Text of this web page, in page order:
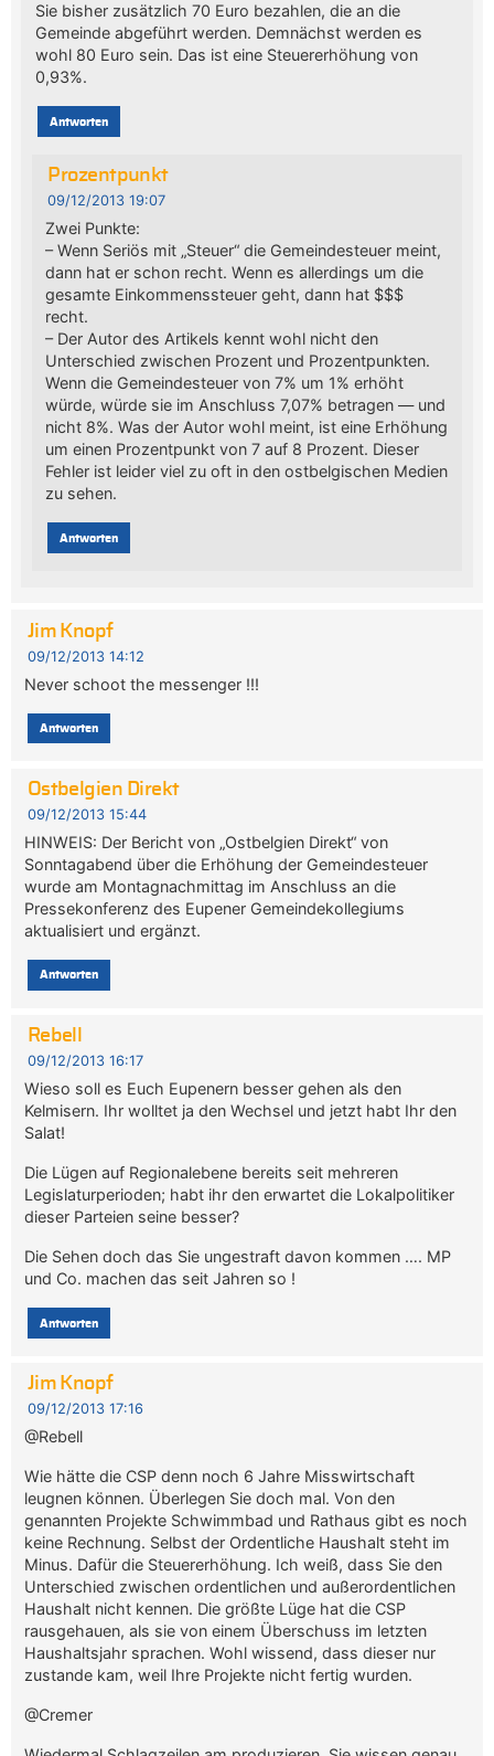
Sie bisher zusätzlich 70 Euro bezahlen, die an die
Gemeinde abgeführt werden. Demnächst werden es
wohl 80 Euro sein. Das ist eine Steuererhöhung von
0,93%.
Antworten
Prozentpunkt
09/12/2013 19:07
Zwei Punkte:
– Wenn Seriös mit „Steuer“ die Gemeindesteuer meint,
dann hat er schon recht. Wenn es allerdings um die
gesamte Einkommenssteuer geht, dann hat $$$
recht.
– Der Autor des Artikels kennt wohl nicht den
Unterschied zwischen Prozent und Prozentpunkten.
Wenn die Gemeindesteuer von 7% um 1% erhöht
würde, würde sie im Anschluss 7,07% betragen — und
nicht 8%. Was der Autor wohl meint, ist eine Erhöhung
um einen Prozentpunkt von 7 auf 8 Prozent. Dieser
Fehler ist leider viel zu oft in den ostbelgischen Medien
zu sehen.
Antworten
Jim Knopf
09/12/2013 14:12
Never schoot the messenger !!!
Antworten
Ostbelgien Direkt
09/12/2013 15:44
HINWEIS: Der Bericht von „Ostbelgien Direkt“ von
Sonntagabend über die Erhöhung der Gemeindesteuer
wurde am Montagnachmittag im Anschluss an die
Pressekonferenz des Eupener Gemeindekollegiums
aktualisiert und ergänzt.
Antworten
Rebell
09/12/2013 16:17
Wieso soll es Euch Eupenern besser gehen als den
Kelmisern. Ihr wolltet ja den Wechsel und jetzt habt Ihr den
Salat!
Die Lügen auf Regionalebene bereits seit mehreren
Legislaturperioden; habt ihr den erwartet die Lokalpolitiker
dieser Parteien seine besser?
Die Sehen doch das Sie ungestraft davon kommen …. MP
und Co. machen das seit Jahren so !
Antworten
Jim Knopf
09/12/2013 17:16
@Rebell
Wie hätte die CSP denn noch 6 Jahre Misswirtschaft
leugnen können. Überlegen Sie doch mal. Von den
genannten Projekte Schwimmbad und Rathaus gibt es noch
keine Rechnung. Selbst der Ordentliche Haushalt steht im
Minus. Dafür die Steuererhöhung. Ich weiß, dass Sie den
Unterschied zwischen ordentlichen und außerordentlichen
Haushalt nicht kennen. Die größte Lüge hat die CSP
rausgehauen, als sie von einem Überschuss im letzten
Haushaltsjahr sprachen. Wohl wissend, dass dieser nur
zustande kam, weil Ihre Projekte nicht fertig wurden.
@Cremer